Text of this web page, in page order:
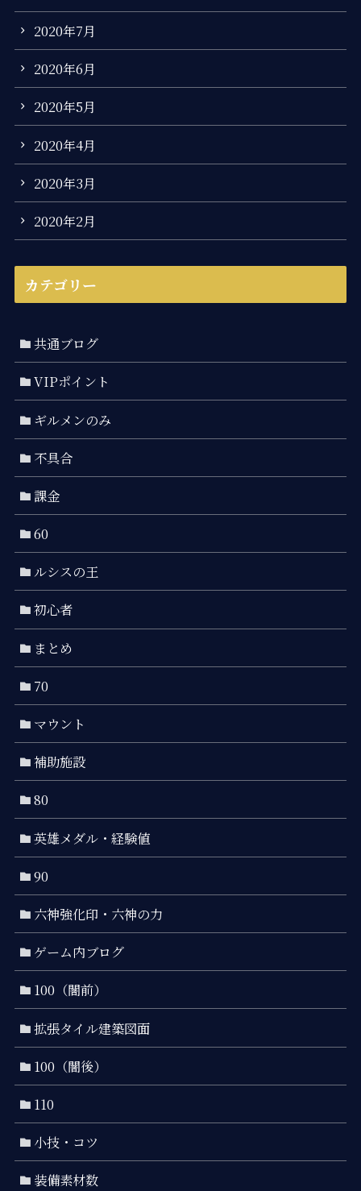
2020年7月
2020年6月
2020年5月
2020年4月
2020年3月
2020年2月
カテゴリー
共通ブログ
VIPポイント
ギルメンのみ
不具合
課金
60
ルシスの王
初心者
まとめ
70
マウント
補助施設
80
英雄メダル・経験値
90
六神強化印・六神の力
ゲーム内ブログ
100（闇前）
拡張タイル建築図面
100（闇後）
110
小技・コツ
装備素材数